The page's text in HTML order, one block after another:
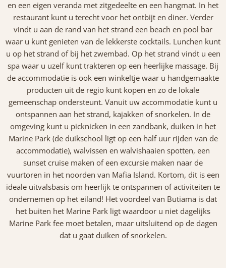
en een eigen veranda met zitgedeelte en een hangmat. In het
restaurant kunt u terecht voor het ontbijt en diner. Verder
vindt u aan de rand van het strand een beach en pool bar
waar u kunt genieten van de lekkerste cocktails. Lunchen kunt
u op het strand of bij het zwembad. Op het strand vindt u een
spa waar u uzelf kunt trakteren op een heerlijke massage. Bij
de accommodatie is ook een winkeltje waar u handgemaakte
producten uit de regio kunt kopen en zo de lokale
gemeenschap ondersteunt. Vanuit uw accommodatie kunt u
ontspannen aan het strand, kajakken of snorkelen. In de
omgeving kunt u picknicken in een zandbank, duiken in het
Marine Park (de duikschool ligt op een half uur rijden van de
accommodatie), walvissen en walvishaaien spotten, een
sunset cruise maken of een excursie maken naar de
vuurtoren in het noorden van Mafia Island. Kortom, dit is een
ideale uitvalsbasis om heerlijk te ontspannen of activiteiten te
ondernemen op het eiland! Het voordeel van Butiama is dat
het buiten het Marine Park ligt waardoor u niet dagelijks
Marine Park fee moet betalen, maar uitsluitend op de dagen
dat u gaat duiken of snorkelen.